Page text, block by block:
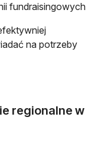
fundraisingowych
na potrzeby
regionalne w